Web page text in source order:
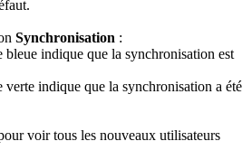
Synchronisation :
bleue indique que la synchronisation est
verte indique que la synchronisation a été
voir tous les nouveaux utilisateurs